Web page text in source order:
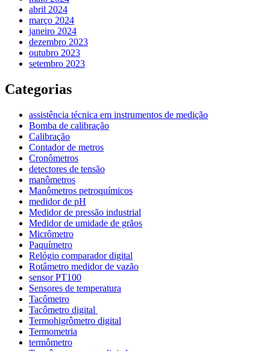
abril 2024
março 2024
janeiro 2024
dezembro 2023
outubro 2023
setembro 2023
Categorias
assistência técnica em instrumentos de medição
Bomba de calibração
Calibração
Contador de metros
Cronômetros
detectores de tensão
manômetros
Manômetros petroquímicos
medidor de pH
Medidor de pressão industrial
Medidor de umidade de grãos
Micrômetro
Paquímetro
Relógio comparador digital
Rotâmetro medidor de vazão
sensor PT100
Sensores de temperatura
Tacômetro
Tacômetro digital
Termohigrômetro digital
Termometria
termômetro